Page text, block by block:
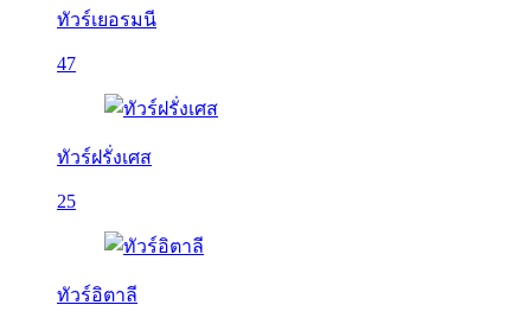
ทัวร์เยอรมนี
47
ทัวร์ฝรั่งเศส
25
ทัวร์อิตาลี